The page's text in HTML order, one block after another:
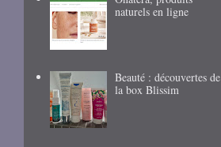
naturels en ligne
Beauté : découvertes de
la box Blissim